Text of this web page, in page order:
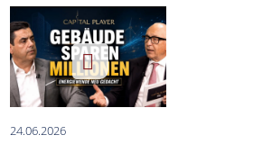
24.06.2026